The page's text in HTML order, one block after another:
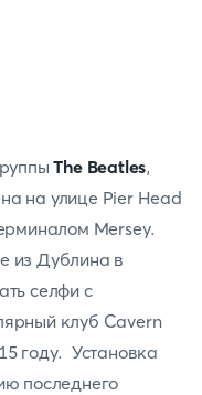
The Beatles,
на улице Pier Head
Mersey.
из Дублина в
селфи с
клуб Cavern
году. Установка
последнего